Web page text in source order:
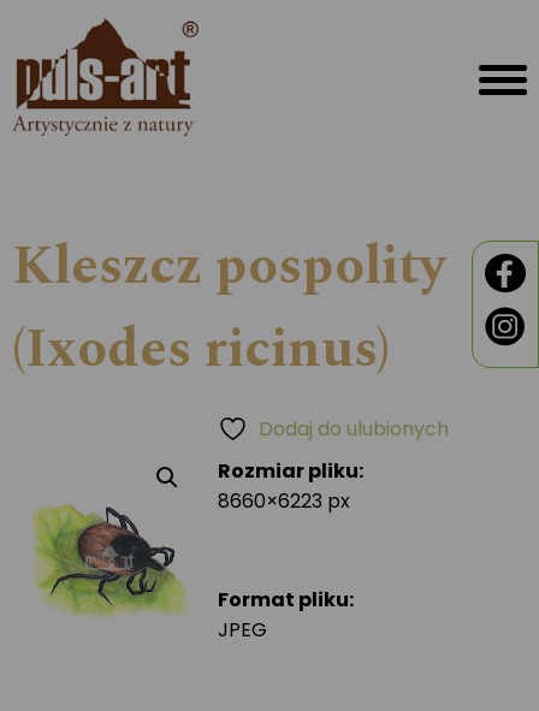
Kleszcz pospolity
(Ixodes ricinus)
Rozmiar pliku:
8660×6223 px
Format pliku:
JPEG
Dodaj do ulubionych